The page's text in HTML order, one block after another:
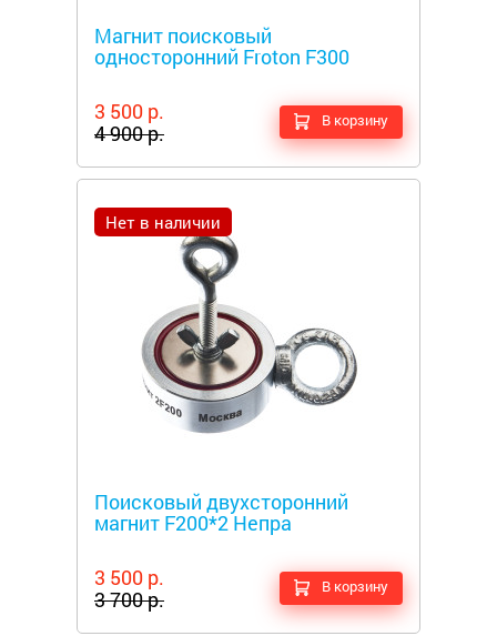
Магнит поисковый
односторонний Froton F300
3 500 р.
4 900 р.
В корзину
Нет в наличии
Поисковый двухсторонний
магнит F200*2 Непра
3 500 р.
3 700 р.
В корзину